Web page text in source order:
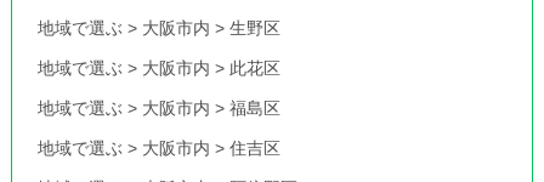
地域で選ぶ > 大阪市内 >生野区
地域で選ぶ > 大阪市内 > 此花区
地域で選ぶ > 大阪市内 >福島区
地域で選ぶ > 大阪市内 >住吉区